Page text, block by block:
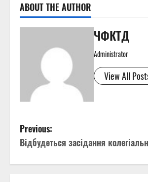
ABOUT THE AUTHOR
ЧФКТД
Administrator
View All
P
o
Previous:
Відбудеться засідання